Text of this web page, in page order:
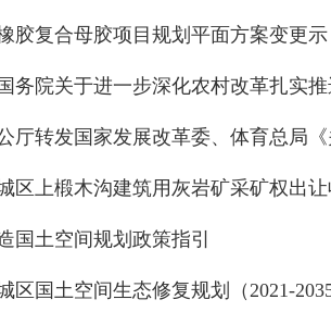
胶复合母胶项目规划平面方案变更示
务院关于进一步深化农村改革扎实
厅转发国家发展改革委、体育总局
区上椴木沟建筑用灰岩矿采矿权出
国土空间规划政策指引
区国土空间生态修复规划（2021-